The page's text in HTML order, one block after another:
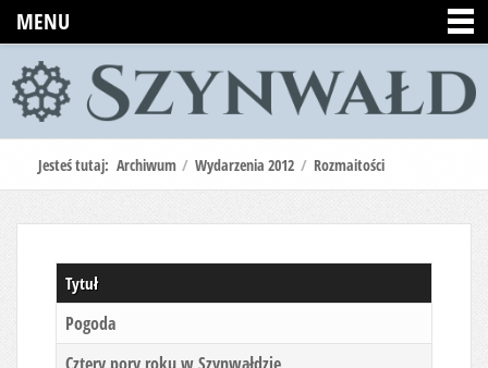
MENU
Jesteś tutaj: Archiwum / Wydarzenia 2012 / Rozmaitości
Tytuł
Pogoda